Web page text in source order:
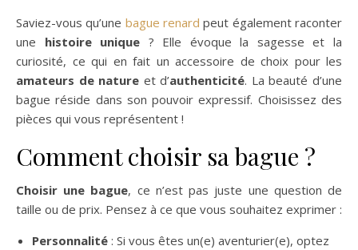
Saviez-vous qu’une bague renard peut également raconter
une histoire unique ? Elle évoque la sagesse et la
curiosité, ce qui en fait un accessoire de choix pour les
amateurs de nature et d’authenticité. La beauté d’une
bague réside dans son pouvoir expressif. Choisissez des
pièces qui vous représentent !
Comment choisir sa bague ?
Choisir une bague, ce n’est pas juste une question de
taille ou de prix. Pensez à ce que vous souhaitez exprimer :
Personnalité : Si vous êtes un(e) aventurier(e), optez